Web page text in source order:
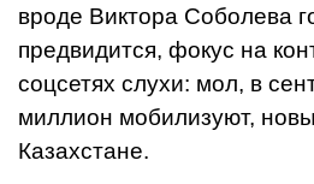
вроде Виктора Соболева
предвидится, фокус на
соцсетях слухи: мол, в
миллион мобилизуют,
Казахстане.